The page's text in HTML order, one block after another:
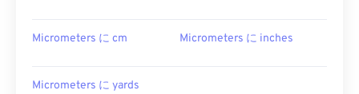
Micrometers に cm Micrometers に inches
Micrometers に yards